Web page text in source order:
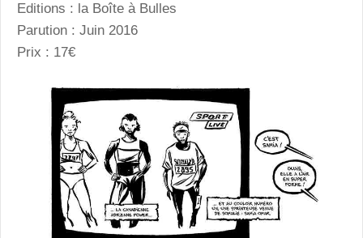
Editions : la Boîte à Bulles
Parution : Juin 2016
Prix : 17€